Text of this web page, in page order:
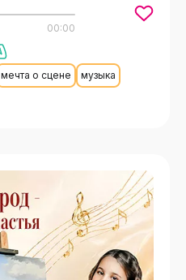
00:00
мечта о сцене
музыка